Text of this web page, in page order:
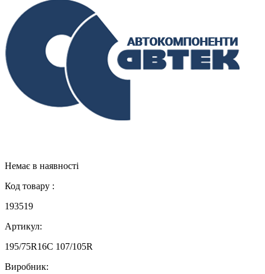
Немає в наявності
Код товару :
193519
Артикул:
195/75R16C 107/105R
Виробник: